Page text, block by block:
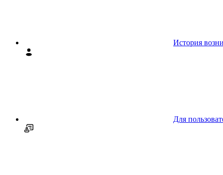
История
Для